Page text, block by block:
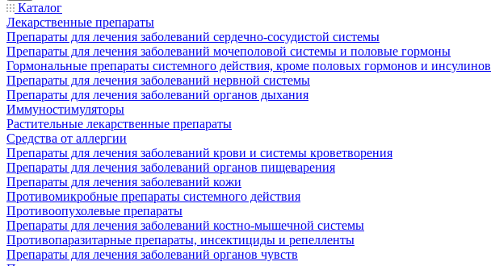
Каталог
Лекарственные препараты
Препараты для лечения заболеваний сердечно-сосудистой системы
Препараты для лечения заболеваний мочеполовой системы и половые гормоны
Гормональные препараты системного действия, кроме половых гормонов и инсулинов
Препараты для лечения заболеваний нервной системы
Препараты для лечения заболеваний органов дыхания
Иммуностимуляторы
Растительные лекарственные препараты
Средства от аллергии
Препараты для лечения заболеваний крови и системы кроветворения
Препараты для лечения заболеваний органов пищеварения
Препараты для лечения заболеваний кожи
Противомикробные препараты системного действия
Противоопухолевые препараты
Препараты для лечения заболеваний костно-мышечной системы
Противопаразитарные препараты, инсектициды и репелленты
Препараты для лечения заболеваний органов чувств